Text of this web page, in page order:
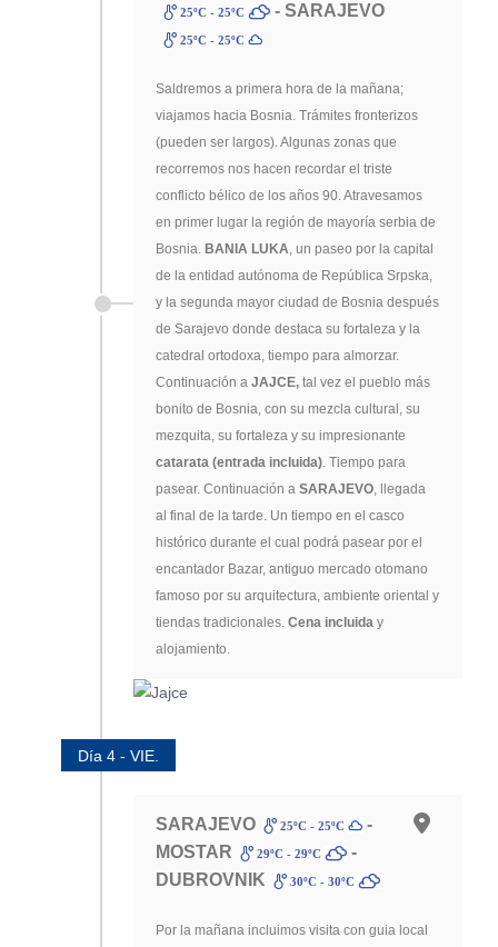
25ºC - 25ºC - SARAJEVO
25ºC - 25ºC
Saldremos a primera hora de la mañana;
viajamos hacia Bosnia. Trámites fronterizos
(pueden ser largos). Algunas zonas que
recorremos nos hacen recordar el triste
conflicto bélico de los años 90. Atravesamos
en primer lugar la región de mayoría serbia de
Bosnia. BANIA LUKA, un paseo por la capital
de la entidad autónoma de República Srpska,
y la segunda mayor ciudad de Bosnia después
de Sarajevo donde destaca su fortaleza y la
catedral ortodoxa, tiempo para almorzar.
Continuación a JAJCE, tal vez el pueblo más
bonito de Bosnia, con su mezcla cultural, su
mezquita, su fortaleza y su impresionante
catarata (entrada incluida). Tiempo para
pasear. Continuación a SARAJEVO, llegada
al final de la tarde. Un tiempo en el casco
histórico durante el cual podrá pasear por el
encantador Bazar, antiguo mercado otomano
famoso por su arquitectura, ambiente oriental y
tiendas tradicionales. Cena incluida y
alojamiento.
Día 4 - VIE.
SARAJEVO 25ºC - 25ºC
-
MOSTAR
29ºC - 29ºC
-
DUBROVNIK
30ºC - 30ºC
Por la mañana incluimos visita con guia local